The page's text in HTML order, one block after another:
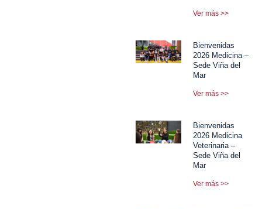
Ver más >>
Bienvenidas
2026 Medicina –
Sede Viña del
Mar
Ver más >>
Bienvenidas
2026 Medicina
Veterinaria –
Sede Viña del
Mar
Ver más >>